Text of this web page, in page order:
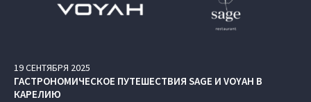
19СЕНТЯБРЯ 2025
ГАСТРОНОМИЧЕСКОЕ ПУТЕШЕСТВИЯ SAGE И VOYAH В
КАРЕЛИЮ